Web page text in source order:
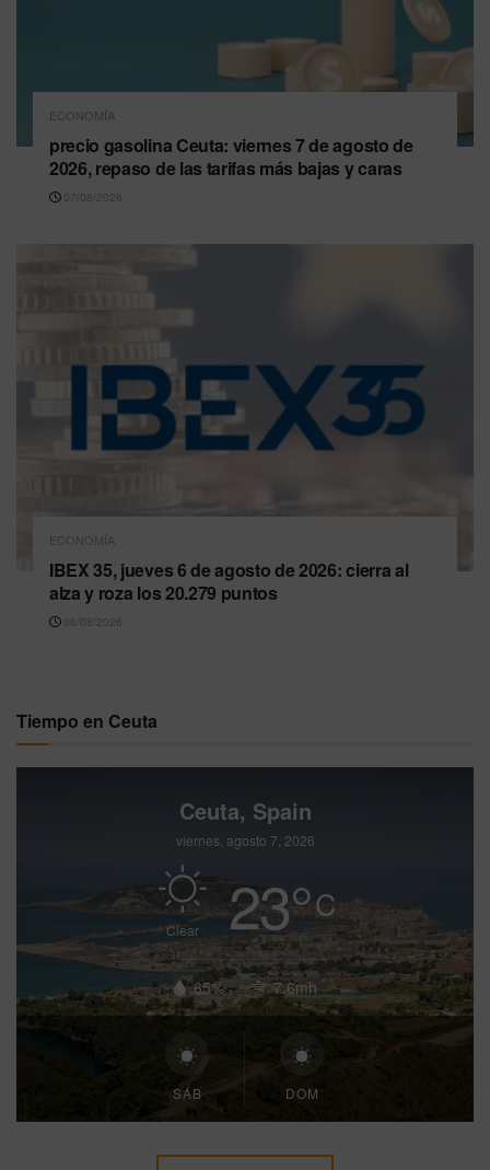
ECONOMÍA
precio gasolina Ceuta: viernes 7 de agosto de
2026, repaso de las tarifas más bajas y caras
07/08/2026
ECONOMÍA
IBEX 35, jueves 6 de agosto de 2026: cierra al
alza y roza los 20.279 puntos
06/08/2026
Tiempo en Ceuta
Ceuta, Spain
viernes, agosto 7, 2026
Clear 23°C
65% 7.6mh
SÁB DOM